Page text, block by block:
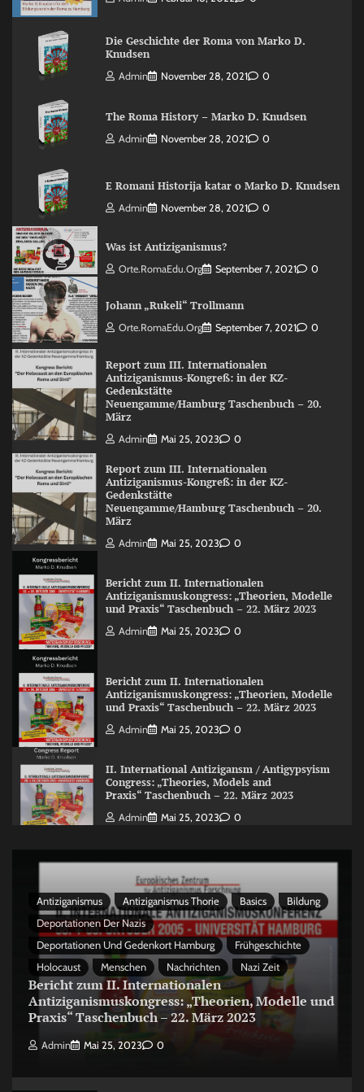
Die Geschichte der Roma von Marko D.
Knudsen
Admin November 28, 2021 0
The Roma History – Marko D. Knudsen
Admin November 28, 2021 0
E Romani Historija katar o Marko D. Knudsen
Admin November 28, 2021 0
Was ist Antiziganismus?
Orte.RomaEdu.org September 7, 2021 0
Johann „Rukeli“ Trollmann
Orte.RomaEdu.org September 7, 2021 0
Report zum III. Internationalen
Antiziganismus-Kongreß: in der KZ-
Gedenkstätte
Neuengamme/Hamburg Taschenbuch – 20.
März
Admin Mai 25, 2023 0
Report zum III. Internationalen
Antiziganismus-Kongreß: in der KZ-
Gedenkstätte
Neuengamme/Hamburg Taschenbuch – 20.
März
Admin Mai 25, 2023 0
Bericht zum II. Internationalen
Antiziganismuskongress: „Theorien, Modelle
und Praxis“ Taschenbuch – 22. März 2023
Admin Mai 25, 2023 0
Bericht zum II. Internationalen
Antiziganismuskongress: „Theorien, Modelle
und Praxis“ Taschenbuch – 22. März 2023
Admin Mai 25, 2023 0
II. International Antizigansm / Antigypsyism
Congress: „Theories, Models and
Praxis“ Taschenbuch – 22. März 2023
Admin Mai 25, 2023 0
Antiziganismus Antiziganismus Thorie Basics
Bildung
Deportationen Der Nazis
Deportationen Und Gedenkort Hamburg
Frühgeschichte
Holocaust
Menschen Nachrichten Nazi Zeit
Bericht zum II. Internationalen
Antiziganismuskongress: „Theorien, Modelle und
Praxis“ Taschenbuch – 22. März 2023
Admin Mai 25, 2023 0